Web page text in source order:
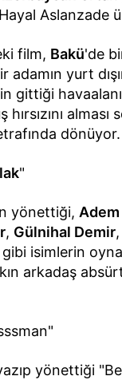
Aslanzade
film, Bakü'de
adamın yurt
gittiği
hırsızını alması
dönüyor.
"
yönettiği, Adem
, Gülnihal Demir,
gibi isimlerin
arkadaş
yönettiği